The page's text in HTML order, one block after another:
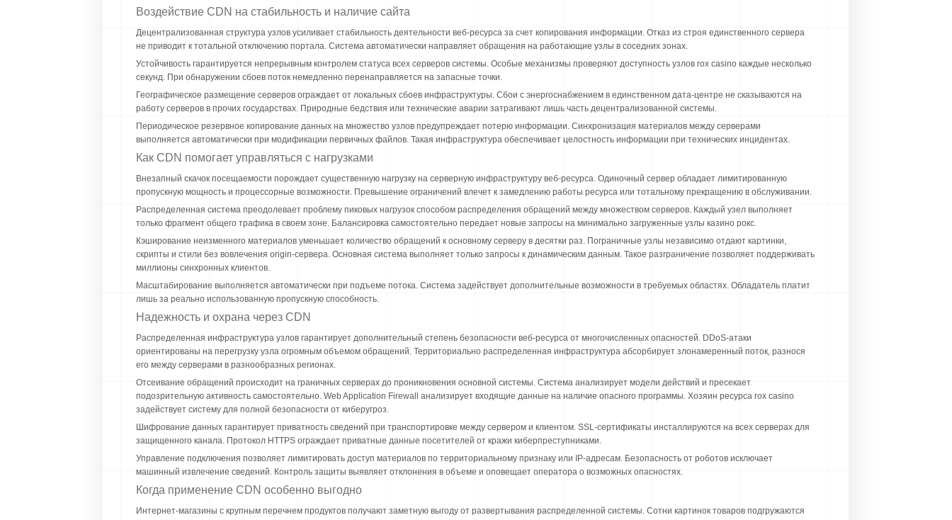
Воздействие CDN на стабильность и наличие сайта
Децентрализованная структура узлов усиливает стабильность деятельности веб-ресурса за счет копирования информации. Отказ из строя единственного сервера
не приводит к тотальной отключению портала. Система автоматически направляет обращения на работающие узлы в соседних зонах.
Устойчивость гарантируется непрерывным контролем статуса всех серверов системы. Особые механизмы проверяют доступность узлов rox casino каждые несколько
секунд. При обнаружении сбоев поток немедленно перенаправляется на запасные точки.
Географическое размещение серверов ограждает от локальных сбоев инфраструктуры. Сбои с энергоснабжением в единственном дата-центре не сказываются на
работу серверов в прочих государствах. Природные бедствия или технические аварии затрагивают лишь часть децентрализованной системы.
Периодическое резервное копирование данных на множество узлов предупреждает потерю информации. Синхронизация материалов между серверами
выполняется автоматически при модификации первичных файлов. Такая инфраструктура обеспечивает целостность информации при технических инцидентах.
Как CDN помогает управляться с нагрузками
Внезапный скачок посещаемости порождает существенную нагрузку на серверную инфраструктуру веб-ресурса. Одиночный сервер обладает лимитированную
пропускную мощность и процессорные возможности. Превышение ограничений влечет к замедлению работы ресурса или тотальному прекращению в обслуживании.
Распределенная система преодолевает проблему пиковых нагрузок способом распределения обращений между множеством серверов. Каждый узел выполняет
только фрагмент общего трафика в своем зоне. Балансировка самостоятельно передает новые запросы на минимально загруженные узлы казино рокс.
Кэширование неизменного материалов уменьшает количество обращений к основному серверу в десятки раз. Пограничные узлы независимо отдают картинки,
скрипты и стили без вовлечения origin-сервера. Основная система выполняет только запросы к динамическим данным. Такое разграничение позволяет поддерживать
миллионы синхронных клиентов.
Масштабирование выполняется автоматически при подъеме потока. Система задействует дополнительные возможности в требуемых областях. Обладатель платит
лишь за реально использованную пропускную способность.
Надежность и охрана через CDN
Распределенная инфраструктура узлов гарантирует дополнительный степень безопасности веб-ресурса от многочисленных опасностей. DDoS-атаки
ориентированы на перегрузку узла огромным объемом обращений. Территориально распределенная инфраструктура абсорбирует злонамеренный поток, разнося
его между серверами в разнообразных регионах.
Отсеивание обращений происходит на граничных серверах до проникновения основной системы. Система анализирует модели действий и пресекает
подозрительную активность самостоятельно. Web Application Firewall анализирует входящие данные на наличие опасного программы. Хозяин ресурса rox casino
задействует систему для полной безопасности от киберугроз.
Шифрование данных гарантирует приватность сведений при транспортировке между сервером и клиентом. SSL-сертификаты инсталлируются на всех серверах для
защищенного канала. Протокол HTTPS ограждает приватные данные посетителей от кражи киберпреступниками.
Управление подключения позволяет лимитировать доступ материалов по территориальному признаку или IP-адресам. Безопасность от роботов исключает
машинный извлечение сведений. Контроль защиты выявляет отклонения в объеме и оповещает оператора о возможных опасностях.
Когда применение CDN особенно выгодно
Интернет-магазины с крупным перечнем продуктов получают заметную выгоду от развертывания распределенной системы. Сотни картинок товаров подгружаются